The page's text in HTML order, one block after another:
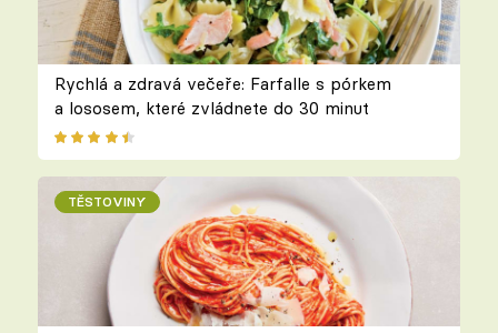
Rychlá a zdravá večeře: Farfalle s pórkem
a lososem, které zvládnete do 30 minut
TĚSTOVINY